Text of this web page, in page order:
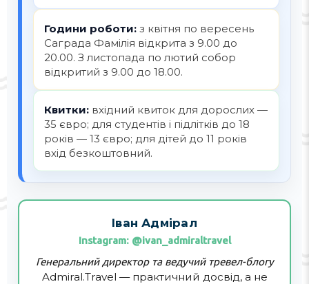
Години роботи: з квітня по вересень
Саграда Фамілія відкрита з 9.00 до
20.00. З листопада по лютий собор
відкритий з 9.00 до 18.00.
Квитки: вхідний квиток для дорослих —
35 євро; для студентів і підлітків до 18
років — 13 євро; для дітей до 11 років
вхід безкоштовний.
Іван Адмірал
Instagram: @ivan_admiraltravel
Генеральний директор та ведучий тревел-блогу
Admiral.Travel — практичний досвід, а не